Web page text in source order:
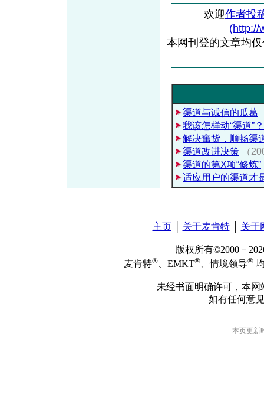
欢迎作者投
(http://
本网刊登的文章均
渠道与诚信的瓜葛
我该怎样动“渠道”？
解决窜货，顺畅渠
渠道改进决策
（
渠道的第X项“修炼”
适应用户的渠道才
主页│ 关于麦肯特│ 关于
版权所有©2000－
麦肯特® 、EMKT® 、情境领导®
未经书面明确许可，本
如有任何意
本页更新